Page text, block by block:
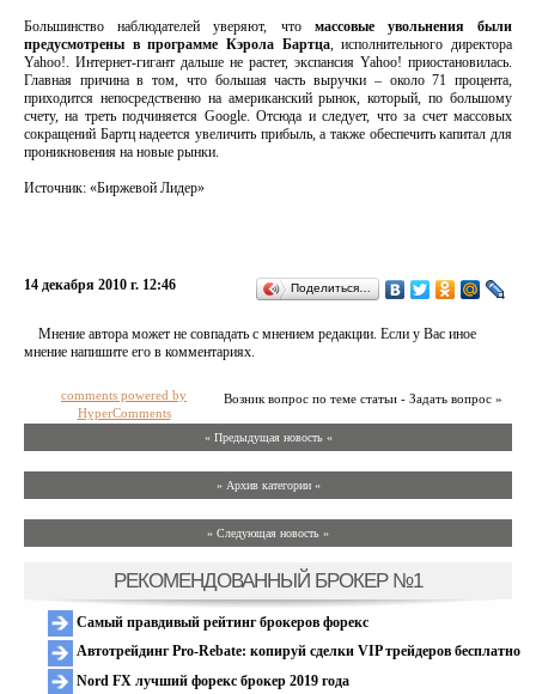
Большинство наблюдателей уверяют, что массовые увольнения были
предусмотрены в программе Кэрола Бартца, исполнительного директора
Yahoo!. Интернет-гигант дальше не растет, экспансия Yahoo! приостановилась.
Главная причина в том, что большая часть выручки – около 71 процента,
приходится непосредственно на американский рынок, который, по большому
счету, на треть подчиняется Google. Отсюда и следует, что за счет массовых
сокращений Бартц надеется увеличить прибыль, а также обеспечить капитал для
проникновения на новые рынки.
Источник: «Биржевой Лидер»
14 декабря 2010 г. 12:46 Поделиться…
Мнение автора может не совпадать с мнением редакции. Если у Вас иное
мнение напишите его в комментариях.
Возник вопрос по теме статьи - Задать вопрос »
comments powered by
HyperComments
« Предыдущая новость «
» Архив категории «
» Следующая новость »
РЕКОМЕНДОВАННЫЙ БРОКЕР №1
Самый правдивый рейтинг брокеров форекс
Автотрейдинг Pro-Rebate: копируй сделки VIP трейдеров бесплатно
Nord FX лучший форекс брокер 2019 года